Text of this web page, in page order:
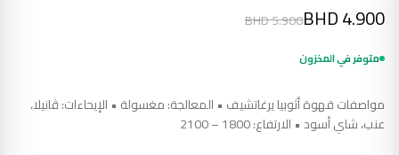
BHD4.900
BHD5.900
متوفر في المخزون
مواصفات قهوة أثوبيا يرغاتشيف • المعالجة: مغسولة • الإيحاءات: ڤانيلا،
عنب، شاي أسود • الارتفاع: 1800 – 2100